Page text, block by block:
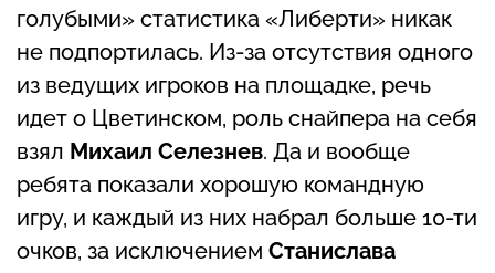
голубыми» статистика «Либерти» никак
не подпортилась. Из-за отсутствия одного
из ведущих игроков на площадке, речь
идет о Цветинском, роль снайпера на себя
взял Михаил Селезнев. Да и вообще
ребята показали хорошую командную
игру, и каждый из них набрал больше 10-ти
очков, за исключением Станислава